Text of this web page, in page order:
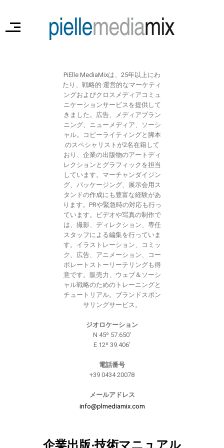
PiElle MediaMixは、25年以上にわ
たり、戦略的·運営的なマーケティ
ングおよびクロスメディアコミュ
ニケーションサービスを提供して
きました。広告、メディアプラン
ニング、ニューメディア、ソーシ
ャル。コピーライティングと脚本
のスペシャリストが2名在籍して
おり、企業の出版物のアートディ
レクションとグラフィックを担当
しています。マーチャンダイジン
グ、パッケージング、展示会用ス
タンドの作成にも豊富な経験があ
ります。PRや緊急時の対応も行っ
ています。ビデオや写真の制作で
は、撮影、ディレクション、専任
スタッフによる編集を行っていま
す。イラストレーション、コミッ
ク、広告、アニメーション、コー
ポレートストーリーテリングも得
意です。販売力、ウェブ＆ソーシ
ャル戦略のためのトレーニングと
チュートリアル。ブランドスポン
サリングサービス。
ジオロケーション
N 45º 57.650'
E 12º 39.406'
電話番号
+39 0434 20078
メールアドレス
info@plmediamix.com
企業出版·技術マニュアル